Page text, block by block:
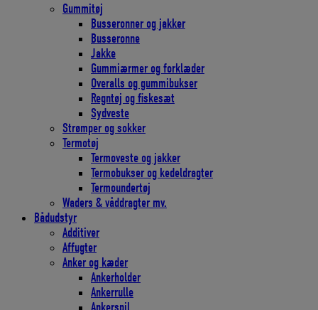
Gummitøj
Busseronner og jakker
Busseronne
Jakke
Gummiærmer og forklæder
Overalls og gummibukser
Regntøj og fiskesæt
Sydveste
Strømper og sokker
Termotøj
Termoveste og jakker
Termobukser og kedeldragter
Termoundertøj
Waders & våddragter mv.
Bådudstyr
Additiver
Affugter
Anker og kæder
Ankerholder
Ankerrulle